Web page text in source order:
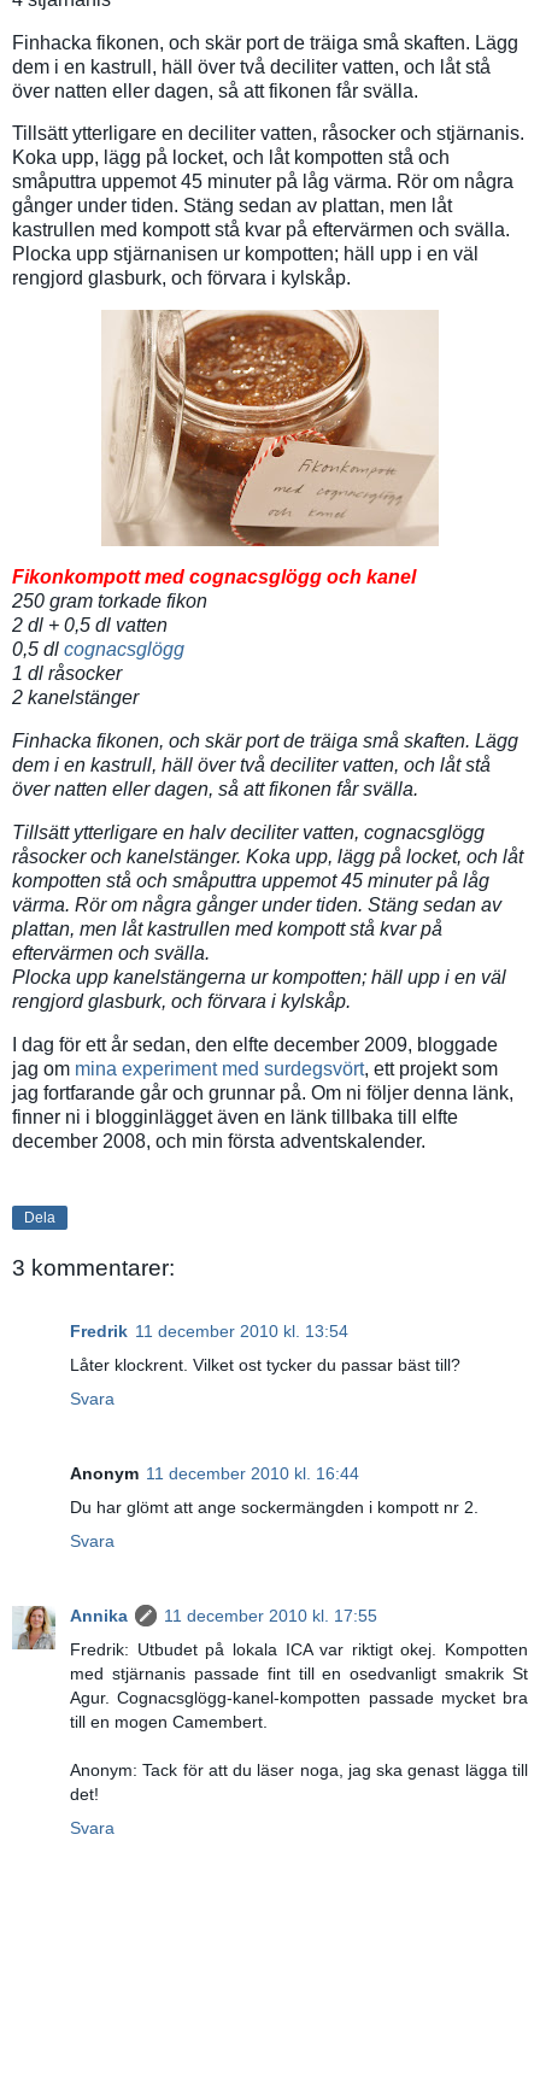
Finhacka fikonen, och skär port de träiga små skaften. Lägg
dem i en kastrull, häll över två deciliter vatten, och låt stå
över natten eller dagen, så att fikonen får svälla.
Tillsätt ytterligare en deciliter vatten, råsocker och stjärnanis.
Koka upp, lägg på locket, och låt kompotten stå och
småputtra uppemot 45 minuter på låg värma. Rör om några
gånger under tiden. Stäng sedan av plattan, men låt
kastrullen med kompott stå kvar på eftervärmen och svälla.
Plocka upp stjärnanisen ur kompotten; häll upp i en väl
rengjord glasburk, och förvara i kylskåp.
Fikonkompott med cognacsglögg och kanel
250 gram torkade fikon
2 dl + 0,5 dl vatten
0,5 dl cognacsglögg
1 dl råsocker
2 kanelstänger
Finhacka fikonen, och skär port de träiga små skaften. Lägg
dem i en kastrull, häll över två deciliter vatten, och låt stå
över natten eller dagen, så att fikonen får svälla.
Tillsätt ytterligare en halv deciliter vatten, cognacsglögg
råsocker och kanelstänger. Koka upp, lägg på locket, och låt
kompotten stå och småputtra uppemot 45 minuter på låg
värma. Rör om några gånger under tiden. Stäng sedan av
plattan, men låt kastrullen med kompott stå kvar på
eftervärmen och svälla.
Plocka upp kanelstängerna ur kompotten; häll upp i en väl
rengjord glasburk, och förvara i kylskåp.
I dag för ett år sedan, den elfte december 2009, bloggade
jag om mina experiment med surdegsvört, ett projekt som
jag fortfarande går och grunnar på. Om ni följer denna länk,
finner ni i blogginlägget även en länk tillbaka till elfte
december 2008, och min första adventskalender.
Dela
3 kommentarer:
Fredrik 11 december 2010 kl. 13:54
Låter klockrent. Vilket ost tycker du passar bäst till?
Svara
Anonym 11 december 2010 kl. 16:44
Du har glömt att ange sockermängden i kompott nr 2.
Svara
Annika
11 december 2010 kl. 17:55
Fredrik: Utbudet på lokala ICA var riktigt okej. Kompotten
med stjärnanis passade fint till en osedvanligt smakrik St
Agur. Cognacsglögg-kanel-kompotten passade mycket bra
till en mogen Camembert.
Anonym: Tack för att du läser noga, jag ska genast lägga till
det!
Svara